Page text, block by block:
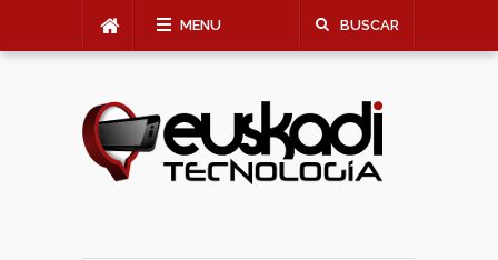
MENU BUSCAR